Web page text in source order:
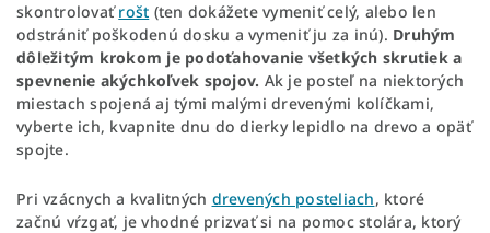
skontrolovaťrošt (ten dokážete vymeniť celý, alebo len
odstrániť poškodenú dosku a vymeniť ju za inú). Druhým
dôležitým krokom je podoťahovanie všetkých skrutiek a
spevnenie akýchkoľvek spojov. Ak je posteľ na niektorých
miestach spojená aj tými malými drevenými kolíčkami,
vyberte ich, kvapnite dnu do dierky lepidlo na drevo a opäť
spojte.
Pri vzácnych a kvalitných drevených posteliach, ktoré
začnú vŕzgať, je vhodné prizvať si na pomoc stolára, ktorý